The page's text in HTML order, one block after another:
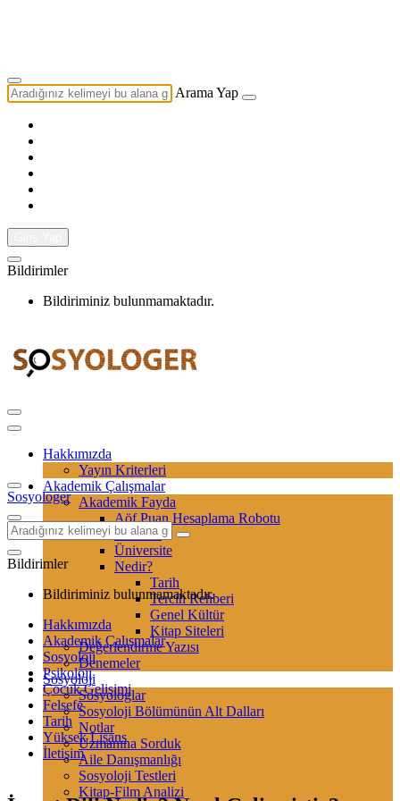
Arama Yap
Bildirimler
Bildiriminiz bulunmamaktadır.
Hakkımızda
Yayın Kriterleri
Akademik Çalışmalar
Akademik Fayda
Aöf Puan Hesaplama Robotu
Sertifika
Üniversite
Nedir?
Tarih
Tercih Rehberi
Genel Kültür
Kitap Siteleri
Değerlendirme Yazısı
Denemeler
Sosyoloji
Sosyologlar
Sosyoloji Bölümünün Alt Dalları
Notlar
Uzmanına Sorduk
Aile Danışmanlığı
Sosyoloji Testleri
Kitap-Film Analizi
Sosyologer
Bildirimler
Bildiriminiz bulunmamaktadır.
Hakkımızda
Akademik Çalışmalar
Sosyoloji
Psikoloji
Çocuk Gelişimi
Felsefe
Tarih
Yüksek Lisans
İletişim